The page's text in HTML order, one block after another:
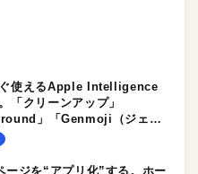
ぐ使えるApple Intelligence
「クリーンアップ」
」「Genmoji（ジェン
で最新AI機能を試してみよ
ジを“アプリ化”する。ホー